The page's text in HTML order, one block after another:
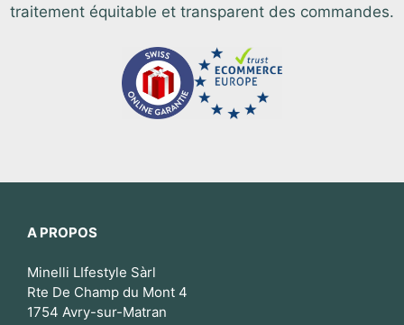
traitement équitable et transparent des commandes.
A PROPOS
Minelli LIfestyle Sàrl
Rte De Champ du Mont 4
1754 Avry-sur-Matran